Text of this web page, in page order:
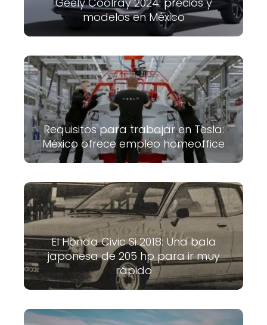
modelos en México
Requisitos para trabajar en Tesla:
México ofrece empleo homeoffice
El Honda Civic Si 2018: Una bala
japonesa de 205 hp para ir muy
rápido